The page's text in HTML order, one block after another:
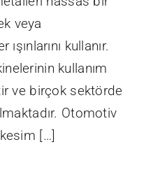
veya
kullanır.
kullanım
ve birçok sektörde
Otomotiv
[…]